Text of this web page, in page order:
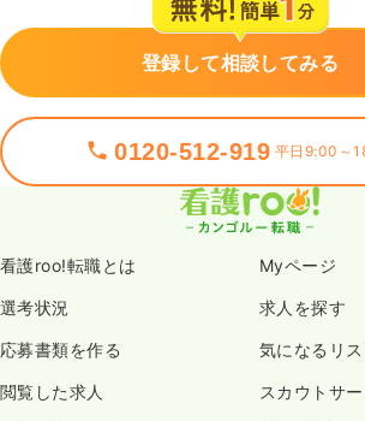
登録して相談してみる
0120-512-919 平日9:00～
看護roo!転職とは Myページ
選考状況 求人を探す
応募書類を作る 気になるリス
閲覧した求人 スカウトサ